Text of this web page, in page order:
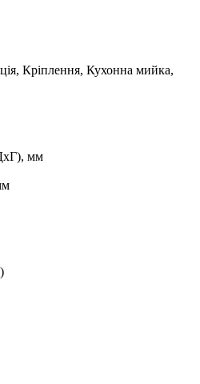
Кріплення, Кухонна мийка,
мм